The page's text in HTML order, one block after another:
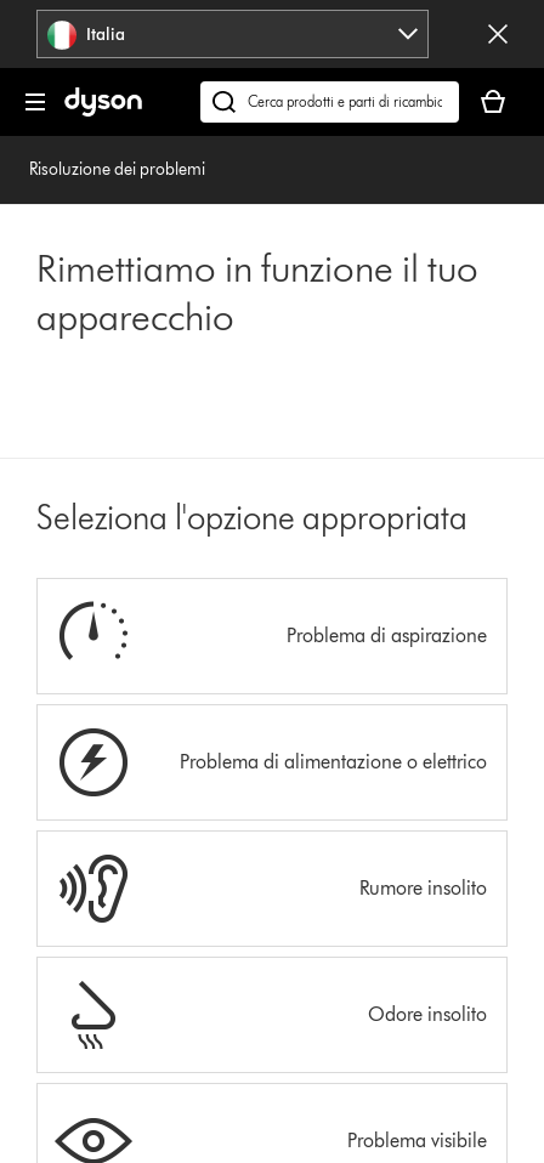
navigazione Italia
Cerca
su
carrello
è
Risoluzione dei problemi
Rimettiamo in funzione il tuo
apparecchio
Seleziona l'opzione appropriata
Problema di aspirazione
Problema di alimentazione o elettrico
Rumore insolito
Odore insolito
Problema visibile